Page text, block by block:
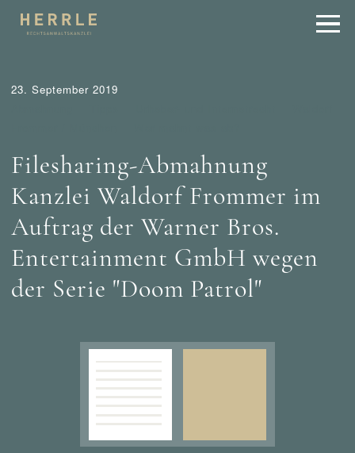
23. September 2019
Filesharing-Abmahnung
Kanzlei Waldorf Frommer im
Auftrag der Warner Bros.
Entertainment GmbH wegen
der Serie "Doom Patrol"